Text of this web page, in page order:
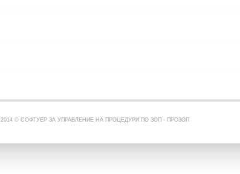
2014 © СОФТУЕР ЗА УПРАВЛЕНИЕ НА ПРОЦЕДУРИ ПО ЗОП - ПРОЗОП